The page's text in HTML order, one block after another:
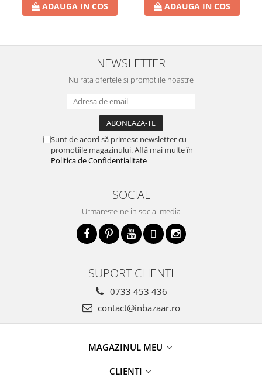
ADAUGA IN COS ADAUGA IN COS
NEWSLETTER
Nu rata ofertele si promotiile noastre
Sunt de acord să primesc newsletter cu
promotiile magazinului. Află mai multe în
Politica de Confidentialitate
SOCIAL
Urmareste-ne in social media
SUPORT CLIENTI
0733 453 436
contact@inbazaar.ro
MAGAZINUL MEU
CLIENTI